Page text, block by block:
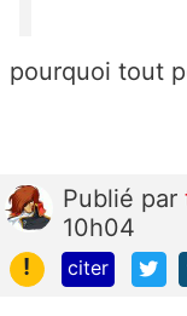
pourquoi tout
Publié par
10h04
!
citer